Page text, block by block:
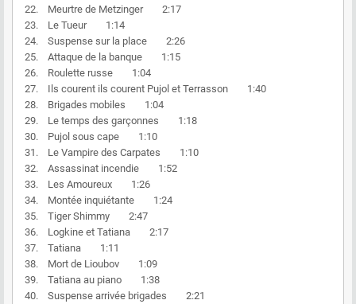
22. Meurtre de Metzinger 2:17
23. Le Tueur 1:14
24. Suspense sur la place 2:26
25. Attaque de la banque 1:15
26. Roulette russe 1:04
27. Ils courent ils courent Pujol et Terrasson 1:40
28. Brigades mobiles 1:04
29. Le temps des garçonnes 1:18
30. Pujol sous cape 1:10
31. Le Vampire des Carpates 1:10
32. Assassinat incendie 1:52
33. Les Amoureux 1:26
34. Montée inquiétante 1:24
35. Tiger Shimmy 2:47
36. Logkine et Tatiana 2:17
37. Tatiana 1:11
38. Mort de Lioubov 1:09
39. Tatiana au piano 1:38
40. Suspense arrivée brigades 2:21